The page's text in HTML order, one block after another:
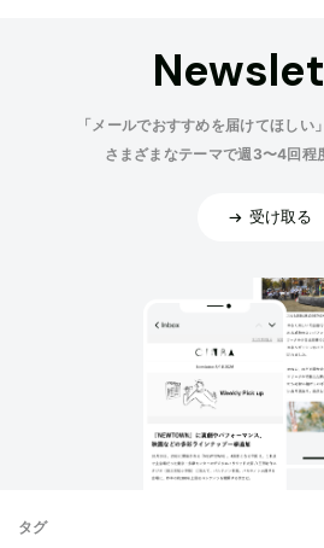
「メールでおすすめを届けてほしい
さまざまなテーマで週3〜4回程
受け取る
タグ